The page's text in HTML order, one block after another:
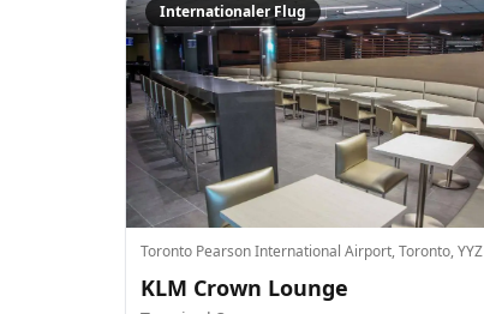
Internationaler Flug
Toronto Pearson International Airport, Toronto, YYZ
KLM Crown Lounge